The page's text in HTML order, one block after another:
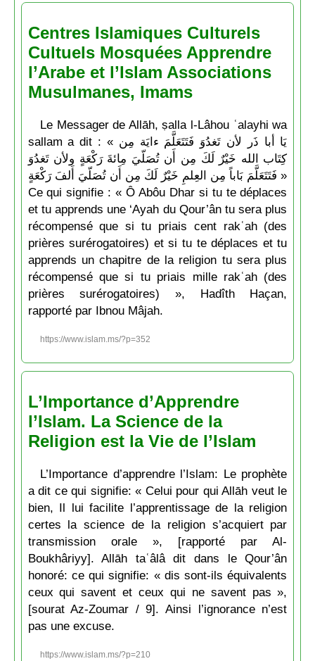
Centres Islamiques Culturels
Cultuels Mosquées Apprendre
l’Arabe et l’Islam Associations
Musulmanes, Imams
Le Messager de Allāh, ṣalla l-Lâhou ʿalayhi wa
sallam a dit : « يَا أبا ذَر لأن تَغدُوَ فَتَتَعَلَّمَ ءايَة مِن
كِتَاب الله خَيْرٌ لَكَ مِن أَن تُصَلّيَ مِائةَ رَكْعَةٍ ولأن تَغدُوَ
فَتَتَعَلَّمَ بَاباً مِن العِلمِ خَيْرٌ لَكَ مِن أَن تُصَلّيَ أَلفَ رَكْعَةٍ »
Ce qui signifie : « Ô Abôu Dhar si tu te déplaces
et tu apprends une ‘Ayah du Qour’ân tu sera plus
récompensé que si tu priais cent rakʿah (des
prières surérogatoires) et si tu te déplaces et tu
apprends un chapitre de la religion tu sera plus
récompensé que si tu priais mille rakʿah (des
prières surérogatoires) », Hadîth Haçan,
rapporté par Ibnou Mâjah.
https://www.islam.ms/?p=352
L’Importance d’Apprendre
l’Islam. La Science de la
Religion est la Vie de l’Islam
L’Importance d’apprendre l’Islam: Le prophète
a dit ce qui signifie: « Celui pour qui Allāh veut le
bien, Il lui facilite l’apprentissage de la religion
certes la science de la religion s’acquiert par
transmission orale », [rapporté par Al-
Boukhâriyy]. Allāh taʿâlâ dit dans le Qour’ân
honoré: ce qui signifie: « dis sont-ils équivalents
ceux qui savent et ceux qui ne savent pas »,
[sourat Az-Zoumar / 9]. Ainsi l’ignorance n’est
pas une excuse.
https://www.islam.ms/?p=210